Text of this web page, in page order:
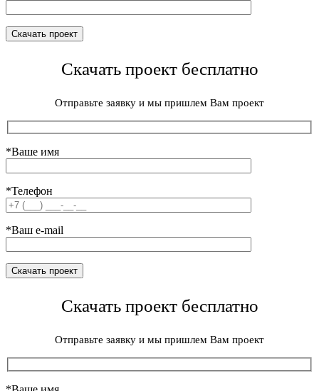
Скачать проект бесплатно
Отправьте заявку и мы пришлем Вам проект
*Ваше имя
*Телефон
*Ваш e-mail
Скачать проект бесплатно
Отправьте заявку и мы пришлем Вам проект